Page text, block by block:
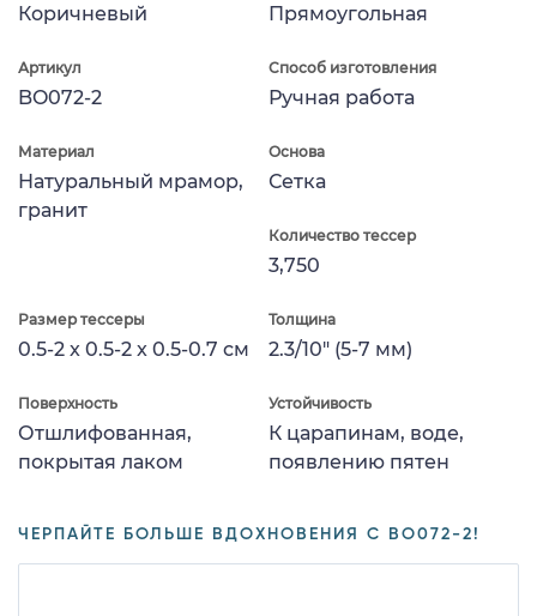
Коричневый Прямоугольная
Артикул
BO072-2
Способ изготовления
Ручная работа
Материал
Натуральный мрамор,
гранит
Основа
Сетка
Количество тессер
3,750
Размер тессеры
0.5-2 x 0.5-2 x 0.5-0.7 см
Толщина
2.3/10" (5-7 мм)
Поверхность
Отшлифованная,
покрытая лаком
Устойчивость
К царапинам, воде,
появлению пятен
ЧЕРПАЙТЕ БОЛЬШЕ ВДОХНОВЕНИЯ С BO072-2!